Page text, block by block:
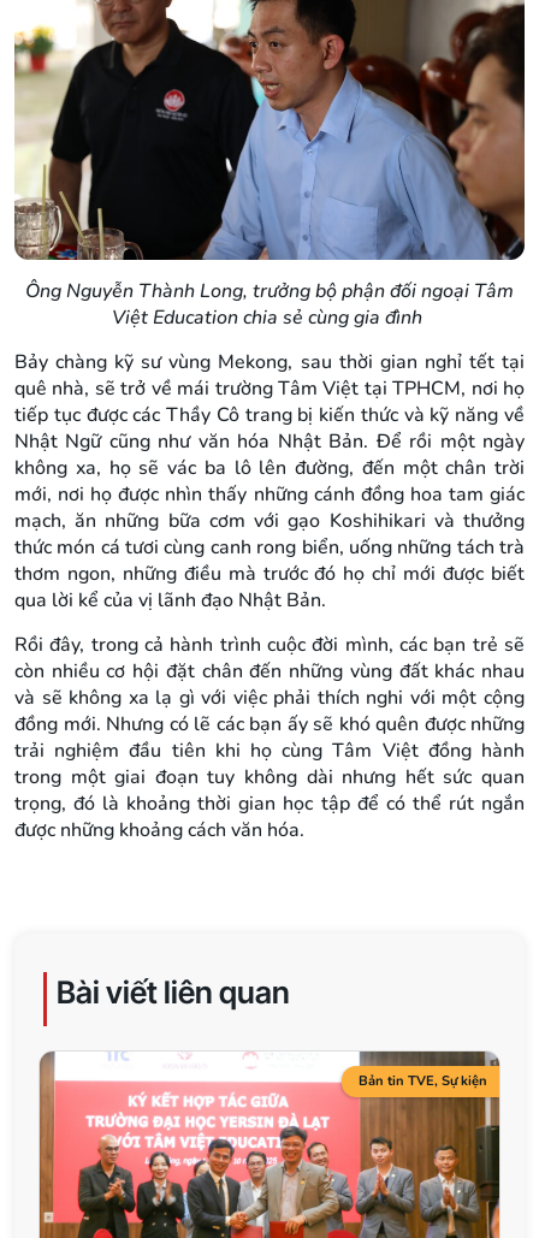
Ông Nguyễn Thành Long, trưởng bộ phận đối ngoại Tâm
Việt Education chia sẻ cùng gia đình
Bảy chàng kỹ sư vùng Mekong, sau thời gian nghỉ tết tại
quê nhà, sẽ trở về mái trường Tâm Việt tại TPHCM, nơi họ
tiếp tục được các Thầy Cô trang bị kiến thức và kỹ năng về
Nhật Ngữ cũng như văn hóa Nhật Bản. Để rồi một ngày
không xa, họ sẽ vác ba lô lên đường, đến một chân trời
mới, nơi họ được nhìn thấy những cánh đồng hoa tam giác
mạch, ăn những bữa cơm với gạo Koshihikari và thưởng
thức món cá tươi cùng canh rong biển, uống những tách trà
thơm ngon, những điều mà trước đó họ chỉ mới được biết
qua lời kể của vị lãnh đạo Nhật Bản.
Rồi đây, trong cả hành trình cuộc đời mình, các bạn trẻ sẽ
còn nhiều cơ hội đặt chân đến những vùng đất khác nhau
và sẽ không xa lạ gì với việc phải thích nghi với một cộng
đồng mới. Nhưng có lẽ các bạn ấy sẽ khó quên được những
trải nghiệm đầu tiên khi họ cùng Tâm Việt đồng hành
trong một giai đoạn tuy không dài nhưng hết sức quan
trọng, đó là khoảng thời gian học tập để có thể rút ngắn
được những khoảng cách văn hóa.
Bài viết liên quan
Bản tin TVE, Sự kiện